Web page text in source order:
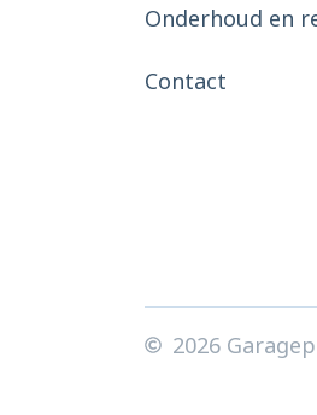
Onderhoud en
Contact
2026